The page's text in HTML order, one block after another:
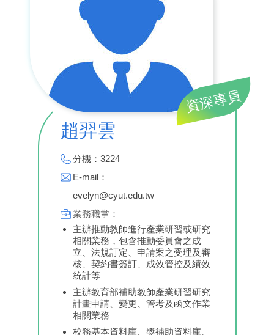
資深專員
趙羿雲
分機：3224
E-mail：
evelyn@cyut.edu.tw
業務職掌：
主辦推動教師進行產業研習或研究
相關業務，包含推動委員會之成
立、法規訂定、申請案之受理及審
核、契約書簽訂、成效管控及績效
統計等
主辦教育部補助教師產業研習研究
計畫申請、變更、管考及函文作業
相關業務
校務基本資料庫、獎補助資料庫、